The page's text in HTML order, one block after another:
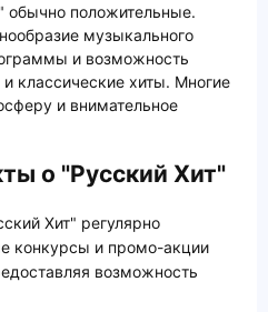
положительные.
музыкального
и возможность
классические хиты. Многие
и внимательное
о "Русский Хит"
Хит" регулярно
конкурсы и промо-акции
возможность